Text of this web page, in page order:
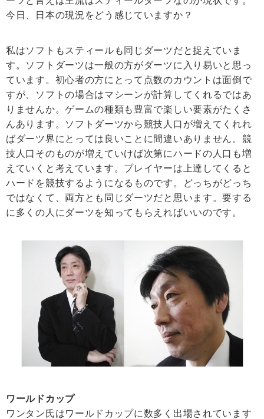
今日、日本の現況をどう感じていますか？
私はソフトもスティールも同じダーツだと捉えていま
す。ソフトダーツは一般の方がダーツに入り易いと思っ
ています。初心者の方にとって点数のカウントは面倒で
すが、ソフトの場合はマシーンが計算してくれるではあ
りませんか。ゲームの種類も豊富で楽しい要素がたくさ
んあります。ソフトダーツから競技人口が増えてくれれ
ばダーツ界にとっては良いことに間違いありません。競
技人口そのものが増えていけば次第にハードの人口も増
えていくと考えています。プレイヤーは上達してくると
ハードを競技するようになるものです。どっちがどっち
ではなくて、両方とも同じダーツだと思います。要する
に多くの人にダーツを知ってもらえればいいのです。
ワールドカップ
ワンタン氏はワールドカップに数多く出場されています